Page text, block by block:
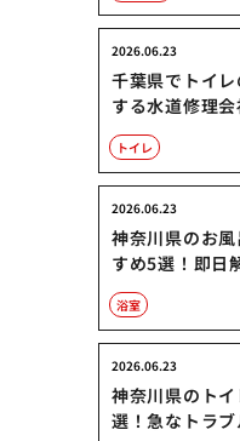
千葉県でトイ
する水道修理
2026.06.23
トイレ
神奈川県のお
すめ5選！即日
2026.06.23
浴室
神奈川県のト
選！急なトラ
2026.06.23